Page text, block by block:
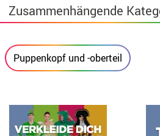
Zusammenhängende
Puppenkopf und -oberteil